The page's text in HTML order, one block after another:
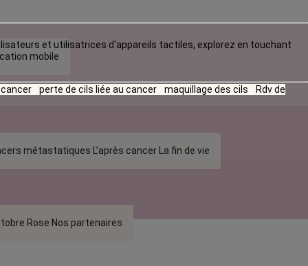
mobile
métastatiques L’après cancer La fin de vie
Rose Nos partenaires
et utilisatrices d‘appareils tactiles, explorez en touchant
perte de cils liée au cancer maquillage des cils Rdv de